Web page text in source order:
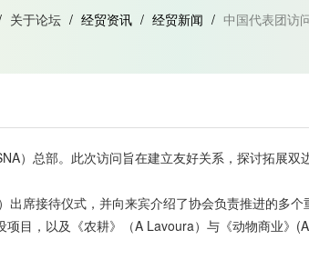
关于论坛 / 经贸资讯 / 经贸新闻 / 中国代表团访
）总部。此次访问旨在建立友好关系，探讨拓展双
出席接待仪式，并向来宾介绍了协会负责推进的多
目，以及《农耕》（A Lavoura）与《动物商业》